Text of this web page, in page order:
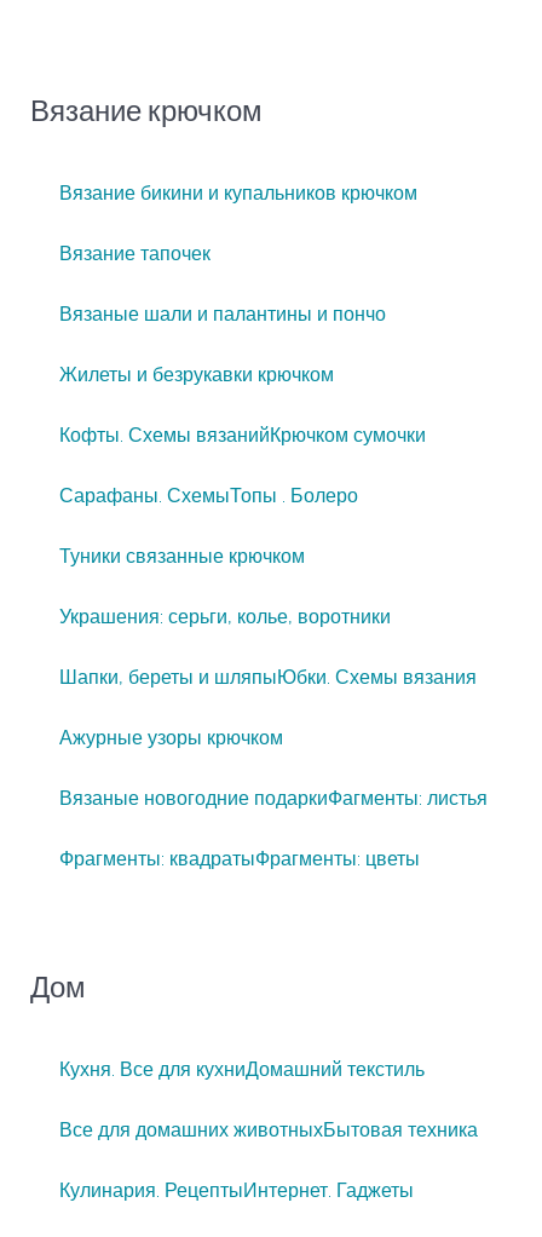
Вязание крючком
Вязание бикини и купальников крючком
Вязание тапочек
Вязаные шали и палантины и пончо
Жилеты и безрукавки крючком
Кофты. Схемы вязанийКрючком сумочки
Сарафаны. СхемыТопы . Болеро
Туники связанные крючком
Украшения: серьги, колье, воротники
Шапки, береты и шляпыЮбки. Схемы вязания
Ажурные узоры крючком
Вязаные новогодние подаркиФагменты: листья
Фрагменты: квадратыФрагменты: цветы
Дом
Кухня. Все для кухниДомашний текстиль
Все для домашних животныхБытовая техника
Кулинария. РецептыИнтернет. Гаджеты